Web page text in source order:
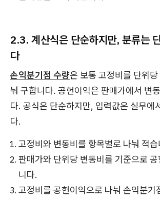
2.3. 계산식은 단순하지만, 분류는
다
손익분기점 수량은 보통 고정비를 단위
눠 구합니다. 공헌이익은 판매가에서 변
다. 공식은 단순하지만, 입력값은 실무에
다.
고정비와 변동비를 항목별로 나눠 적습
판매가와 단위당 변동비를 기준으로
니다.
고정비를 공헌이익으로 나눠 손익분기